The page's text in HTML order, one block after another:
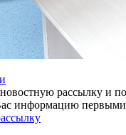
рассылку и
информацию